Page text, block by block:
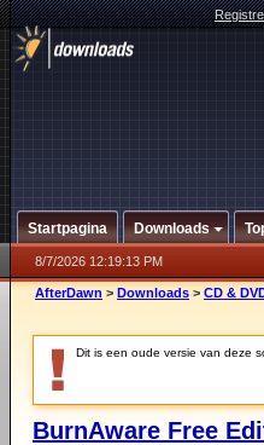
Startpagina Downloads
8/7/2026 12:19:13 PM
AfterDawn > Downloads > CD &
Dit is een oude versie van deze
BurnAware Free